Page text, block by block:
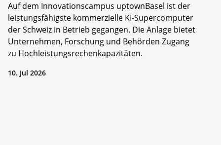
Auf dem Innovationscampus uptownBasel ist der
leistungsfähigste kommerzielle KI-Supercomputer
der Schweiz in Betrieb gegangen. Die Anlage bietet
Unternehmen, Forschung und Behörden Zugang
zu Hochleistungsrechenkapazitäten.
10. Jul 2026